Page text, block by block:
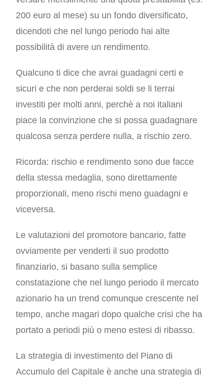
200 euro al mese) su un fondo diversificato,
dicendoti che nel lungo periodo hai alte
possibilità di avere un rendimento.
Qualcuno ti dice che avrai guadagni certi e
sicuri e che non perderai soldi se li terrai
investiti per molti anni, perchè a noi italiani
piace la convinzione che si possa guadagnare
qualcosa senza perdere nulla, a rischio zero.
Ricorda: rischio e rendimento sono due facce
della stessa medaglia, sono direttamente
proporzionali, meno rischi meno guadagni e
viceversa.
Le valutazioni del promotore bancario, fatte
ovviamente per venderti il suo prodotto
finanziario, si basano sulla semplice
constatazione che nel lungo periodo il mercato
azionario ha un trend comunque crescente nel
tempo, anche magari dopo qualche crisi che ha
portato a periodi più o meno estesi di ribasso.
La strategia di investimento del Piano di
Accumulo del Capitale è anche una strategia di